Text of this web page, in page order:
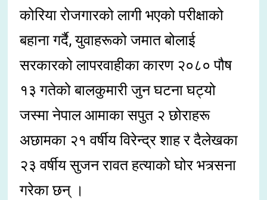
कोरिया रोजगारको लागी भएको परीक्षाको
बहाना गर्दै, युवाहरूको जमात बोलाई
सरकारको लापरवाहीका कारण २०८० पौष
१३ गतेको बालकुमारी जुन घटना घट्यो
जस्मा नेपाल आमाका सपुत २ छोराहरू
अछामका २१ वर्षीय विरेन्द्र शाह र दैलेखका
२३ वर्षीय सुजन रावत हत्याको घोर भत्र्सना
गरेका छन् ।